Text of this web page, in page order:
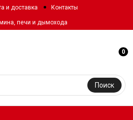
и доставка Контакты
печи и дымохода
Поиск
0